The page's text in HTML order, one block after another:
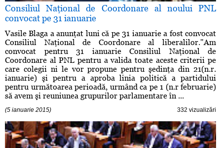
Consiliul Naţional de Coordonare al noului PNL
convocat pe 31 ianuarie
Vasile Blaga a anunţat luni că pe 31 ianuarie a fost convocat
Consiliul Naţional de Coordonare al liberalilor."Am
convocat pentru 31 ianuarie Consiliul Naţional de
Coordonare al PNL pentru a valida toate aceste criterii pe
care colegii ni le vor propune pentru şedinţa din 21(n.r.
ianuarie) şi pentru a aproba linia politică a partidului
pentru următoarea perioadă, urmând ca pe 1 (n.r februarie)
să avem şi reuniunea grupurilor parlamentare în ...
(5 ianuarie 2015) 332 vizualizări